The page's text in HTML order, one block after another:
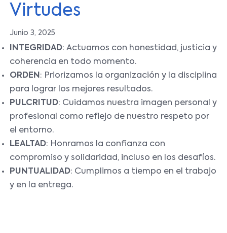
Virtudes
Junio 3, 2025
INTEGRIDAD: Actuamos con honestidad, justicia y
coherencia en todo momento.
ORDEN : Priorizamos la organización y la disciplina
para lograr los mejores resultados.
PULCRITUD: Cuidamos nuestra imagen personal y
profesional como reflejo de nuestro respeto por
el entorno.
LEALTAD: Honramos la confianza con
compromiso y solidaridad, incluso en los desafíos.
PUNTUALIDAD: Cumplimos a tiempo en el trabajo
y en la entrega.